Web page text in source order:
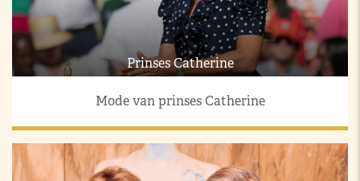
Prinses Catherine
Mode van prinses Catherine